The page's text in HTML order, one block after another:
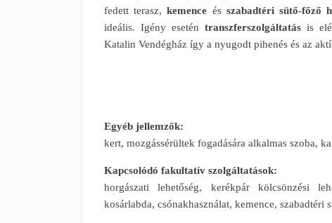
fedett terasz, kemence ésszabadtéri sütő-főző
ideális. Igény esetén transzferszolgáltatásis
Katalin Vendégház így a nyugodt pihenés és az
Egyéb jellemzők:
kert, mozgássérültek fogadására alkalmas szoba,
Kapcsolódó fakultatív szolgáltatások:
horgászati lehetőség, kerékpár kölcsönzési
kosárlabda, csónakhasználat, kemence, szabadtéri